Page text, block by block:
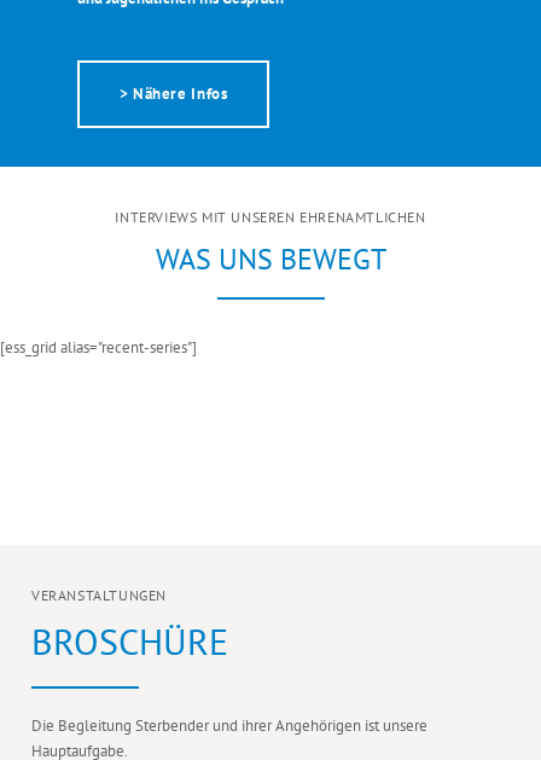
> Nähere Infos
INTERVIEWS MIT UNSEREN EHRENAMTLICHEN
WAS UNS BEWEGT
[ess_grid alias="recent-series"]
VERANSTALTUNGEN
BROSCHÜRE
Die Begleitung Sterbender und ihrer Angehörigen ist unsere
Hauptaufgabe.